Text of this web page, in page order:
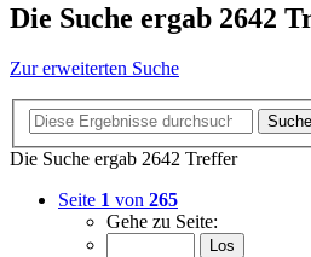
Die Suche ergab 2642
Zur erweiterten Suche
Suche
Die Suche ergab 2642 Treffer
Seite 1 von 265
Gehe zu Seite: